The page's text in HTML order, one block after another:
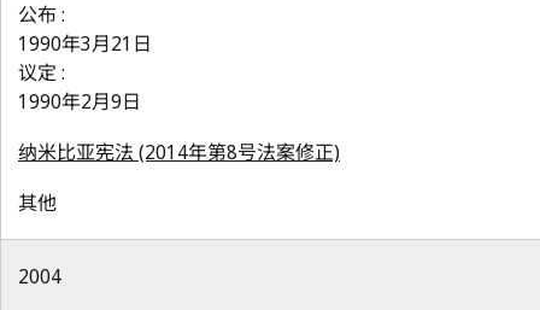
公布 :
1990年3月21日
议定 :
1990年2月9日
纳米比亚宪法 (2014年第8号法案修正)
其他
2004